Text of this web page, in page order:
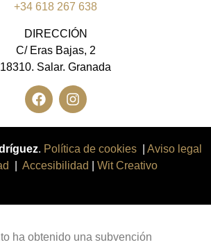
+34 618 267 638
DIRECCIÓN
C/ Eras Bajas, 2
18310. Salar. Granada
. Política de cookies| Aviso legal
Accesibilidad Wit Creativo
ha obtenido una subvención